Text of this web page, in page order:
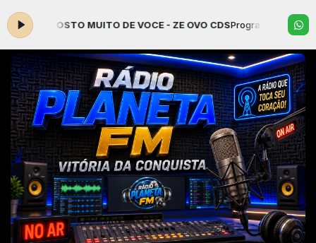
20 GOSTO MUITO DE VOCE - ZE OVO CDS Programação Musical